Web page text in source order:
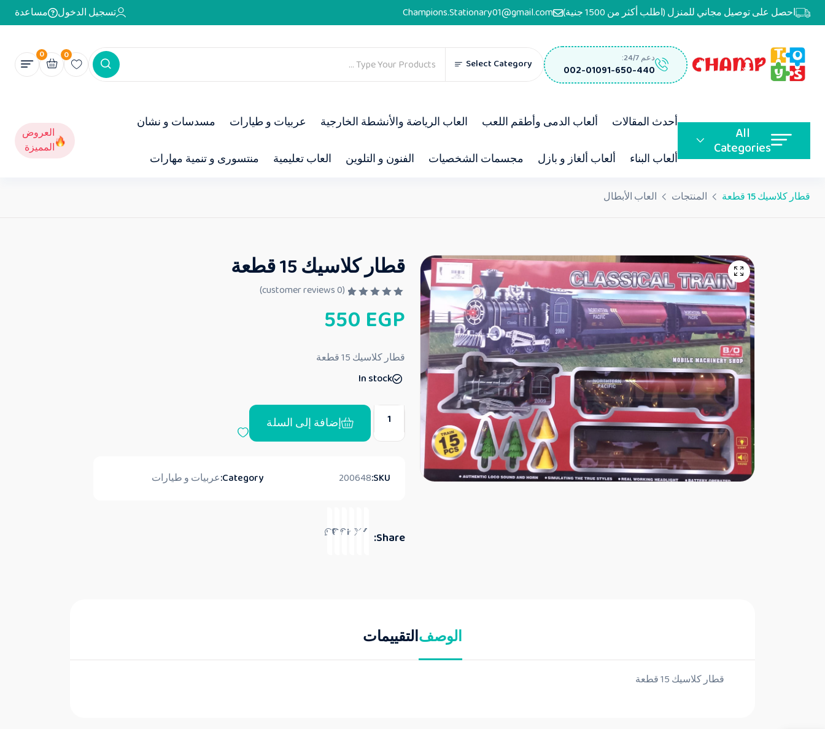
احصل على توصيل مجاني للمنزل (اطلب أكثر من 1500 جنية) Champions.Stationary01@gmail.com تسجيل الدخول مساعدة
دعم 24/7:
002-01091-650-440
Select Category
0
0
All
Categories
أحدث المقالات ألعاب الدمى وأطقم اللعب العاب الرياضة والأنشطة الخارجية عربيات و طيارات مسدسات و نشان
ألعاب البناء ألعاب ألغاز و بازل مجسمات الشخصيات الفنون و التلوين العاب تعليمية منتسورى و تنمية مهارات
العروض
المميزة
قطار كلاسيك 15 قطعة المنتجات العاب الأبطال
قطار كلاسيك 15 قطعة
م
ا
ي
م
ن
(
0
550 EGP
قطار كلاسيك 15 قطعة
In stock
إضافة إلى السلة
SKU:
200648
Category: عربيات و طيارات
Share:
الوصفالتقييمات
قطار كلاسيك 15 قطعة